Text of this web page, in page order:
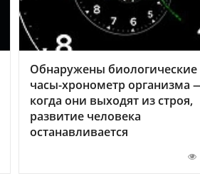
Обнаружены биологические
часы-хронометр организма
когда они выходят из строя,
развитие человека
останавливается